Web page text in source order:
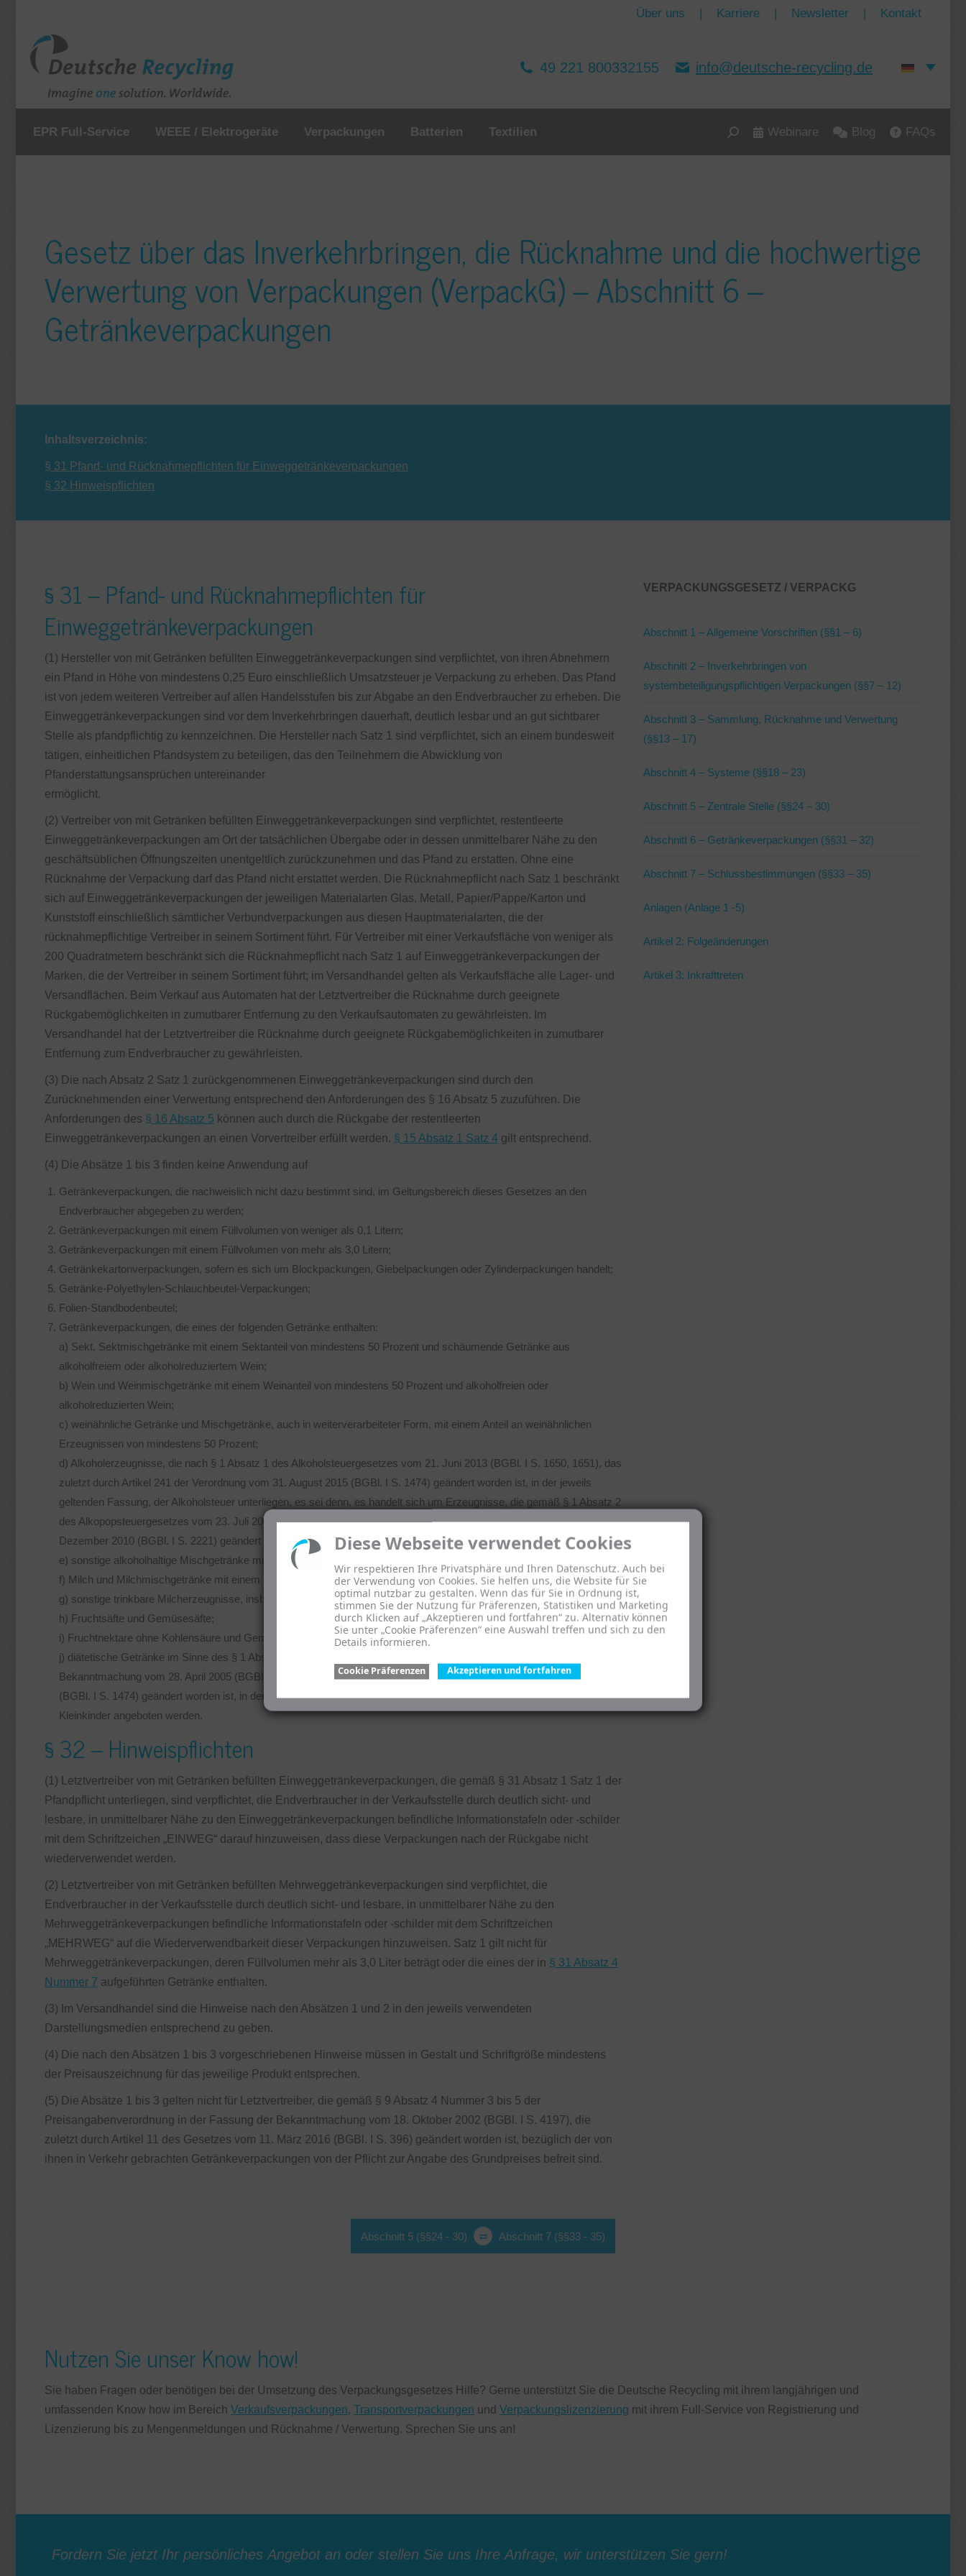
Diese Webseite verwendet Cookies
Wir respektieren Ihre Privatsphäre und Ihren Datenschutz. Auch bei
der Verwendung von Cookies. Sie helfen uns, die Website für Sie
optimal nutzbar zu gestalten. Wenn das für Sie in Ordnung ist,
stimmen Sie der Nutzung für Präferenzen, Statistiken und Marketing
durch Klicken auf „Akzeptieren und fortfahren“ zu. Alternativ können
Sie unter „Cookie Präferenzen“ eine Auswahl treffen und sich zu den
Details informieren.
Cookie Präferenzen Akzeptieren und fortfahren
Über uns | Karriere | Newsletter | Kontakt
49 221 800332155 info@deutsche-recycling.de
EPR Full-Service WEEE / Elektrogeräte Verpackungen Batterien Textilien Search: Webinare Blog FAQs
Gesetz über das Inverkehrbringen, die Rücknahme und die hochwertige
Verwertung von Verpackungen (VerpackG) – Abschnitt 6 –
Getränkeverpackungen
Inhaltsverzeichnis:
§ 31 Pfand- und Rücknahmepflichten für Einweggetränkeverpackungen
§ 32 Hinweispflichten
§ 31 – Pfand- und Rücknahmepflichten für
Einweggetränkeverpackungen
(1) Hersteller von mit Getränken befüllten Einweggetränkeverpackungen sind verpflichtet, von ihren Abnehmern
ein Pfand in Höhe von mindestens 0,25 Euro einschließlich Umsatzsteuer je Verpackung zu erheben. Das Pfand
ist von jedem weiteren Vertreiber auf allen Handelsstufen bis zur Abgabe an den Endverbraucher zu erheben. Die
Einweggetränkeverpackungen sind vor dem Inverkehrbringen dauerhaft, deutlich lesbar und an gut sichtbarer
Stelle als pfandpflichtig zu kennzeichnen. Die Hersteller nach Satz 1 sind verpflichtet, sich an einem bundesweit
tätigen, einheitlichen Pfandsystem zu beteiligen, das den Teilnehmern die Abwicklung von
Pfanderstattungsansprüchen untereinander
ermöglicht.
(2) Vertreiber von mit Getränken befüllten Einweggetränkeverpackungen sind verpflichtet, restentleerte
Einweggetränkeverpackungen am Ort der tatsächlichen Übergabe oder in dessen unmittelbarer Nähe zu den
geschäftsüblichen Öffnungszeiten unentgeltlich zurückzunehmen und das Pfand zu erstatten. Ohne eine
Rücknahme der Verpackung darf das Pfand nicht erstattet werden. Die Rücknahmepflicht nach Satz 1 beschränkt
sich auf Einweggetränkeverpackungen der jeweiligen Materialarten Glas, Metall, Papier/Pappe/Karton und
Kunststoff einschließlich sämtlicher Verbundverpackungen aus diesen Hauptmaterialarten, die der
rücknahmepflichtige Vertreiber in seinem Sortiment führt. Für Vertreiber mit einer Verkaufsfläche von weniger als
200 Quadratmetern beschränkt sich die Rücknahmepflicht nach Satz 1 auf Einweggetränkeverpackungen der
Marken, die der Vertreiber in seinem Sortiment führt; im Versandhandel gelten als Verkaufsfläche alle Lager- und
Versandflächen. Beim Verkauf aus Automaten hat der Letztvertreiber die Rücknahme durch geeignete
Rückgabemöglichkeiten in zumutbarer Entfernung zu den Verkaufsautomaten zu gewährleisten. Im
Versandhandel hat der Letztvertreiber die Rücknahme durch geeignete Rückgabemöglichkeiten in zumutbarer
Entfernung zum Endverbraucher zu gewährleisten.
(3) Die nach Absatz 2 Satz 1 zurückgenommenen Einweggetränkeverpackungen sind durch den
Zurücknehmenden einer Verwertung entsprechend den Anforderungen des § 16 Absatz 5 zuzuführen. Die
Anforderungen des § 16 Absatz 5 können auch durch die Rückgabe der restentleerten
Einweggetränkeverpackungen an einen Vorvertreiber erfüllt werden. § 15 Absatz 1 Satz 4 gilt entsprechend.
(4) Die Absätze 1 bis 3 finden keine Anwendung auf
Getränkeverpackungen, die nachweislich nicht dazu bestimmt sind, im Geltungsbereich dieses Gesetzes an den
Endverbraucher abgegeben zu werden;
Getränkeverpackungen mit einem Füllvolumen von weniger als 0,1 Litern;
Getränkeverpackungen mit einem Füllvolumen von mehr als 3,0 Litern;
Getränkekartonverpackungen, sofern es sich um Blockpackungen, Giebelpackungen oder Zylinderpackungen handelt;
Getränke-Polyethylen-Schlauchbeutel-Verpackungen;
Folien-Standbodenbeutel;
Getränkeverpackungen, die eines der folgenden Getränke enthalten:
a) Sekt, Sektmischgetränke mit einem Sektanteil von mindestens 50 Prozent und schäumende Getränke aus
alkoholfreiem oder alkoholreduziertem Wein;
b) Wein und Weinmischgetränke mit einem Weinanteil von mindestens 50 Prozent und alkoholfreien oder
alkoholreduzierten Wein;
c) weinähnliche Getränke und Mischgetränke, auch in weiterverarbeiteter Form, mit einem Anteil an weinähnlichen
Erzeugnissen von mindestens 50 Prozent;
d) Alkoholerzeugnisse, die nach § 1 Absatz 1 des Alkoholsteuergesetzes vom 21. Juni 2013 (BGBl. I S. 1650, 1651), das
zuletzt durch Artikel 241 der Verordnung vom 31. August 2015 (BGBl. I S. 1474) geändert worden ist, in der jeweils
geltenden Fassung, der Alkoholsteuer unterliegen, es sei denn, es handelt sich um Erzeugnisse, die gemäß § 1 Absatz 2
des Alkopopsteuergesetzes vom 23. Juli 2004 (BGBl. I S. 1857), das zuletzt durch Artikel 6 des Gesetzes vom 21.
Dezember 2010 (BGBl. I S. 2221) geändert worden ist, in der jeweils geltenden Fassung, der Alkopopsteuer unterliegen;
e) sonstige alkoholhaltige Mischgetränke mit einem Alkoholgehalt von mindestens 15 Prozent;
f) Milch und Milchmischgetränke mit einem Milchanteil von mindestens 50 Prozent;
g) sonstige trinkbare Milcherzeugnisse, insbesondere Joghurt und Kefir;
h) Fruchtsäfte und Gemüsesäfte;
i) Fruchtnektare ohne Kohlensäure und Gemüsenektare ohne Kohlensäure;
j) diätetische Getränke im Sinne des § 1 Absatz 2 Nummer 1 Buchstabe c der Diätverordnung in der Fassung der
Bekanntmachung vom 28. April 2005 (BGBl. I S. 1161), die zuletzt durch Artikel 60 der Verordnung vom 31. August 2015
(BGBl. I S. 1474) geändert worden ist, in der jeweils geltenden Fassung, die ausschließlich für Säuglinge oder
Kleinkinder angeboten werden.
§ 32 – Hinweispflichten
(1) Letztvertreiber von mit Getränken befüllten Einweggetränkeverpackungen, die gemäß § 31 Absatz 1 Satz 1 der
Pfandpflicht unterliegen, sind verpflichtet, die Endverbraucher in der Verkaufsstelle durch deutlich sicht- und
lesbare, in unmittelbarer Nähe zu den Einweggetränkeverpackungen befindliche Informationstafeln oder -schilder
mit dem Schriftzeichen „EINWEG“ darauf hinzuweisen, dass diese Verpackungen nach der Rückgabe nicht
wiederverwendet werden.
(2) Letztvertreiber von mit Getränken befüllten Mehrweggetränkeverpackungen sind verpflichtet, die
Endverbraucher in der Verkaufsstelle durch deutlich sicht- und lesbare, in unmittelbarer Nähe zu den
Mehrweggetränkeverpackungen befindliche Informationstafeln oder -schilder mit dem Schriftzeichen
„MEHRWEG“ auf die Wiederverwendbarkeit dieser Verpackungen hinzuweisen. Satz 1 gilt nicht für
Mehrweggetränkeverpackungen, deren Füllvolumen mehr als 3,0 Liter beträgt oder die eines der in § 31 Absatz 4
Nummer 7 aufgeführten Getränke enthalten.
(3) Im Versandhandel sind die Hinweise nach den Absätzen 1 und 2 in den jeweils verwendeten
Darstellungsmedien entsprechend zu geben.
(4) Die nach den Absätzen 1 bis 3 vorgeschriebenen Hinweise müssen in Gestalt und Schriftgröße mindestens
der Preisauszeichnung für das jeweilige Produkt entsprechen.
(5) Die Absätze 1 bis 3 gelten nicht für Letztvertreiber, die gemäß § 9 Absatz 4 Nummer 3 bis 5 der
Preisangabenverordnung in der Fassung der Bekanntmachung vom 18. Oktober 2002 (BGBl. I S. 4197), die
zuletzt durch Artikel 11 des Gesetzes vom 11. März 2016 (BGBl. I S. 396) geändert worden ist, bezüglich der von
ihnen in Verkehr gebrachten Getränkeverpackungen von der Pflicht zur Angabe des Grundpreises befreit sind.
VERPACKUNGSGESETZ / VERPACKG
Abschnitt 1 – Allgemeine Vorschriften (§§1 – 6)
Abschnitt 2 – Inverkehrbringen von
systembeteiligungspflichtigen Verpackungen (§§7 – 12)
Abschnitt 3 – Sammlung, Rücknahme und Verwertung
(§§13 – 17)
Abschnitt 4 – Systeme (§§18 – 23)
Abschnitt 5 – Zentrale Stelle (§§24 – 30)
Abschnitt 6 – Getränkeverpackungen (§§31 – 32)
Abschnitt 7 – Schlussbestimmungen (§§33 – 35)
Anlagen (Anlage 1 -5)
Artikel 2: Folgeänderungen
Artikel 3: Inkrafttreten
Abschnitt 5 (§§24 - 30) Abschnitt 7 (§§33 - 35)
Nutzen Sie unser Know how!
Sie haben Fragen oder benötigen bei der Umsetzung des Verpackungsgesetzes Hilfe? Gerne unterstützt Sie die Deutsche Recycling mit ihrem langjährigen und
umfassenden Know how im Bereich Verkaufsverpackungen, Transportverpackungen und Verpackungslizenzierung mit ihrem Full-Service von Registrierung und
Lizenzierung bis zu Mengenmeldungen und Rücknahme / Verwertung. Sprechen Sie uns an!